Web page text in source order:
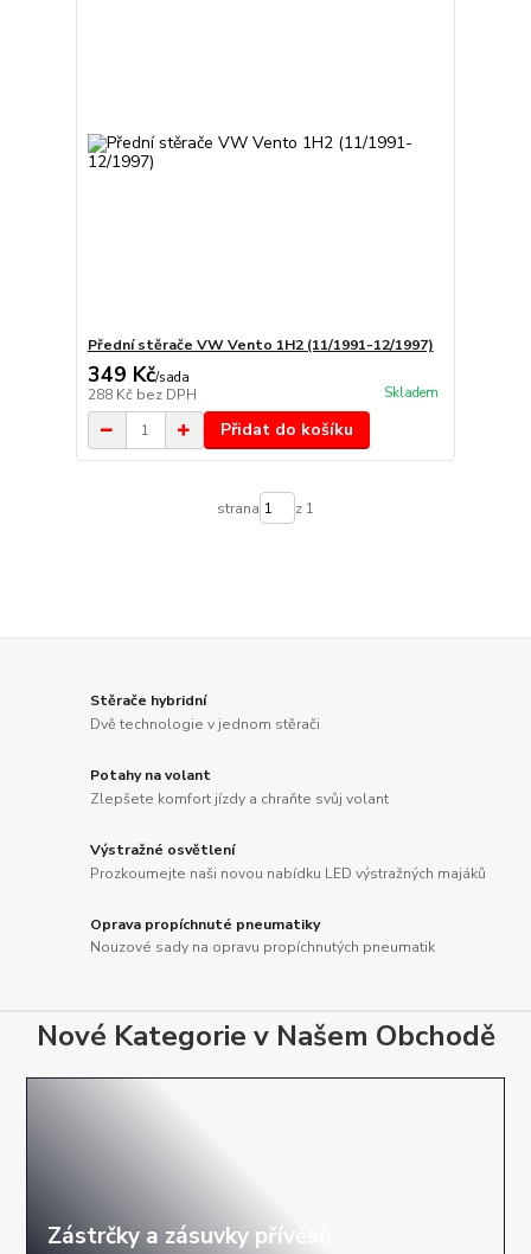
Přední stěrače VW Vento 1H2 (11/1991-12/1997)
349 Kč/sada
288 Kč bez DPH Skladem
Přidat do košíku
strana z 1
Stěrače hybridní
Dvě technologie v jednom stěrači
Potahy na volant
Zlepšete komfort jízdy a chraňte svůj volant
Výstražné osvětlení
Prozkoumejte naši novou nabídku LED výstražných majáků
Oprava propíchnuté pneumatiky
Nouzové sady na opravu propíchnutých pneumatik
Nové Kategorie v Našem Obchodě